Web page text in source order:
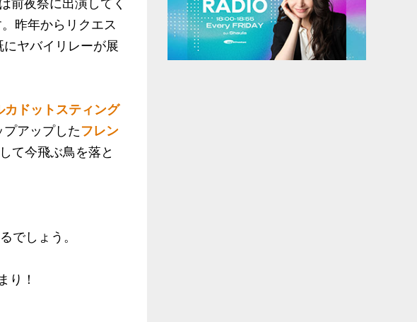
前夜祭に出演してく
昨年からリクエス
ヤバイリレーが展
カドットスティング
アップした フレン
て今飛ぶ鳥を落と
でしょう。
り！